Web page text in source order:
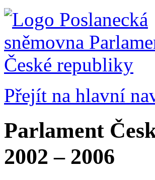
Přejít na hlavní
Parlament
2002 – 2006